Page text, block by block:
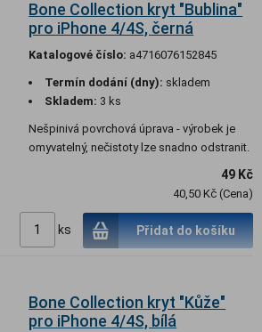
Bone Collection kryt "Bublina"
pro iPhone 4/4S, černá
Katalogové číslo: a4716076152845
Termín dodání (dny): skladem
Skladem: 3 ks
Nešpinivá povrchová úprava - výrobek je
omyvatelný, nečistoty lze snadno odstranit.
49 Kč
40,50 Kč (Cena)
ks Přidat do košíku
Bone Collection kryt "Kůže"
pro iPhone 4/4S, bílá